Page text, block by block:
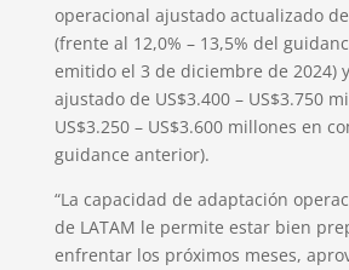
operacional ajustado actualizado de
(frente al 12,0% – 13,5% del
emitido el 3 de diciembre de 2024) y
ajustado de US$3.400 – US$3.750
US$3.250 – US$3.600 millones en
guidance anterior).
“La capacidad de adaptación
de LATAM le permite estar bien
enfrentar los próximos meses,